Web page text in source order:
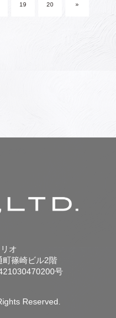
19 20 »
オ
篠崎ビル2階
号
Reserved.